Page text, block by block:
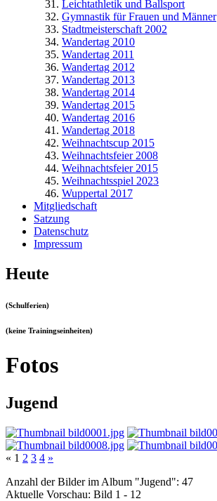
Leichtathletik und Ballsport
Gymnastik für Frauen und Männer
Stadtmeisterschaft 2002
Wandertag 2010
Wandertag 2011
Wandertag 2012
Wandertag 2013
Wandertag 2014
Wandertag 2015
Wandertag 2016
Wandertag 2018
Weihnachtscup 2015
Weihnachtsfeier 2008
Weihnachtsfeier 2015
Weihnachtsspiel 2023
Wuppertal 2017
Mitgliedschaft
Satzung
Datenschutz
Impressum
Heute
(Schulferien)
(keine Trainingseinheiten)
Fotos
Jugend
« 1 2 3 4 »
Anzahl der Bilder im Album "Jugend": 47
Aktuelle Vorschau: Bild 1 - 12